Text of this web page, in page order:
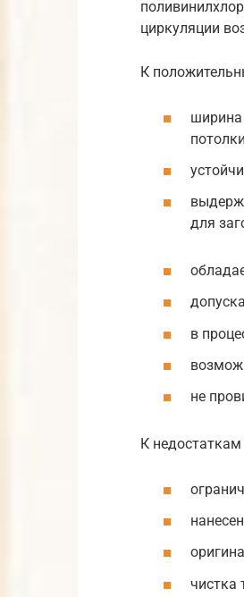
циркуляции
К
ширина
для
в
не
К
чистка